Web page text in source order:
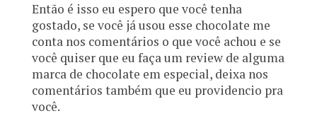
Então é isso eu espero que você tenha
gostado, se você já usou esse chocolate me
conta nos comentários o que você achou e se
você quiser que eu faça um review de alguma
marca de chocolate em especial, deixa nos
comentários também que eu providencio pra
você.